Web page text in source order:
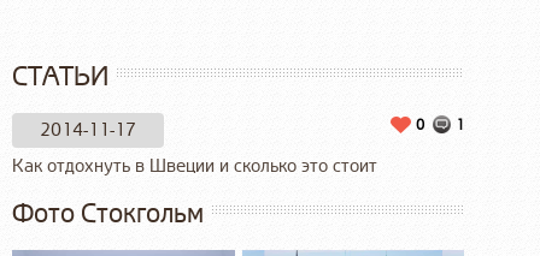
СТАТЬИ
2014-11-17 1
0
Как отдохнуть в Швеции и сколько это стоит
Фото Стокгольм